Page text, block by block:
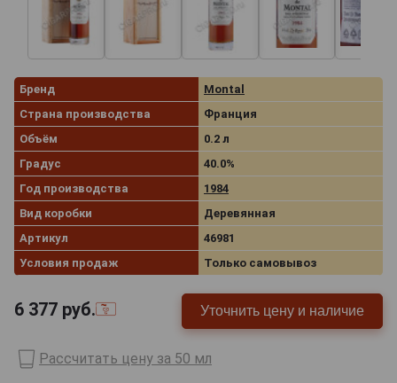
Бренд
Montal
Страна производства
Франция
Объём
0.2 л
Градус
40.0%
Год производства
1984
Вид коробки
Деревянная
Артикул
46981
Условия продаж
Только самовывоз
6 377 руб. Уточнить цену и наличие
Рассчитать цену за 50 мл